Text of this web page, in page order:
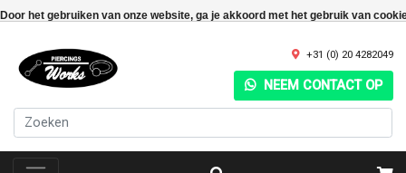
Door het gebruiken van onze website, ga je akkoord met het gebruik van
+31 (0) 20 4282049
NEEM CONTACT OP